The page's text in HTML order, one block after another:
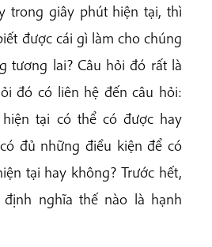
trong giây phút hiện tại, thì
được cái gì làm cho chúng
tương lai? Câu hỏi đó rất là
đó có liên hệ đến câu hỏi:
tại có thể có được hay
đủ những điều kiện để có
tại hay không? Trước hết,
nghĩa thế nào là hạnh